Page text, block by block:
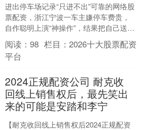
进出停车场记录“只进不出”可靠的网络股
票配资，浙江宁波一车主嫌停车费贵，
自作聪明上演“神操作”，结果把自己送进
了看守所。 近日，浙江宁波奉化岳林派
出所接到停车场....
阅读：98 栏目：2026十大股票配资
平台
2024正规配资公司 耐克收
回线上销售权后，最先笑出
来的可能是安踏和李宁
【耐克收回线上销售权后2024正规配资